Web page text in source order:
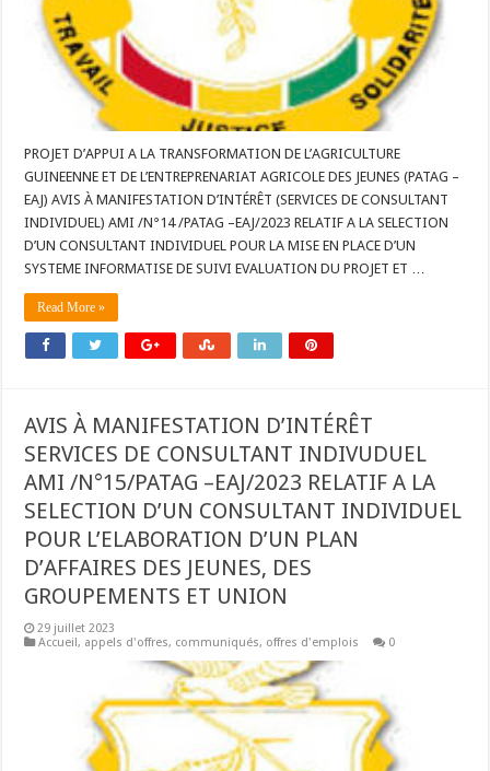
PROJET D’APPUI A LA TRANSFORMATION DE L’AGRICULTURE
GUINEENNE ET DE L’ENTREPRENARIAT AGRICOLE DES JEUNES (PATAG –
EAJ) AVIS À MANIFESTATION D’INTÉRÊT (SERVICES DE CONSULTANT
INDIVIDUEL) AMI /N°14 /PATAG –EAJ/2023 RELATIF A LA SELECTION
D’UN CONSULTANT INDIVIDUEL POUR LA MISE EN PLACE D’UN
SYSTEME INFORMATISE DE SUIVI EVALUATION DU PROJET ET …
Read More »
AVIS À MANIFESTATION D’INTÉRÊT
SERVICES DE CONSULTANT INDIVUDUEL
AMI /N°15/PATAG –EAJ/2023 RELATIF A LA
SELECTION D’UN CONSULTANT INDIVIDUEL
POUR L’ELABORATION D’UN PLAN
D’AFFAIRES DES JEUNES, DES
GROUPEMENTS ET UNION
29 juillet 2023
Accueil, appels d'offres, communiqués, offres d'emplois 0